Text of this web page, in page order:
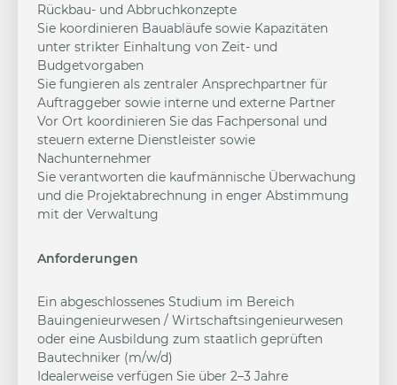
Rückbau- und Abbruchkonzepte
Sie koordinieren Bauabläufe sowie Kapazitäten
unter strikter Einhaltung von Zeit- und
Budgetvorgaben
Sie fungieren als zentraler Ansprechpartner für
Auftraggeber sowie interne und externe Partner
Vor Ort koordinieren Sie das Fachpersonal und
steuern externe Dienstleister sowie
Nachunternehmer
Sie verantworten die kaufmännische Überwachung
und die Projektabrechnung in enger Abstimmung
mit der Verwaltung
Anforderungen
Ein abgeschlossenes Studium im Bereich
Bauingenieurwesen / Wirtschaftsingenieurwesen
oder eine Ausbildung zum staatlich geprüften
Bautechniker (m/w/d)
Idealerweise verfügen Sie über 2–3 Jahre